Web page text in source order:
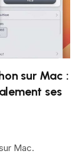
sur Mac :
ses
Mac.